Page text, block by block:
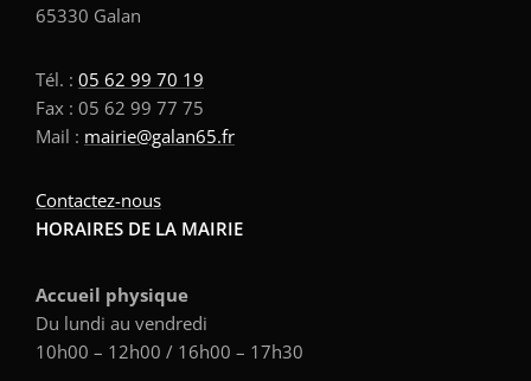
65330 Galan
Tél. : 05 62 99 70 19
Fax : 05 62 99 77 75
Mail : mairie@galan65.fr
Contactez-nous
HORAIRES DE LA MAIRIE
Accueil physique
Du lundi au vendredi
10h00 – 12h00 / 16h00 – 17h30